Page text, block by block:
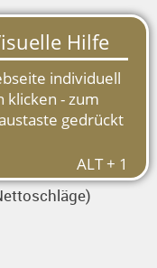
Schläge)